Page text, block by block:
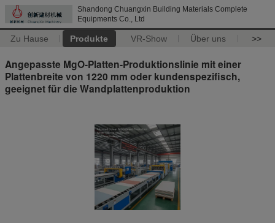
Shandong Chuangxin Building Materials Complete
Equipments Co., Ltd
Zu Hause Produkte VR-Show Über uns >>
Angepasste MgO-Platten-Produktionslinie mit einer
Plattenbreite von 1220 mm oder kundenspezifisch,
geeignet für die Wandplattenproduktion